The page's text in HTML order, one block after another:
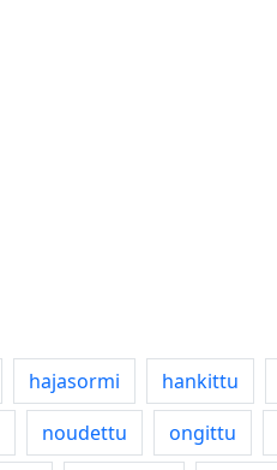
hajasormi hankittu
noudettu ongittu